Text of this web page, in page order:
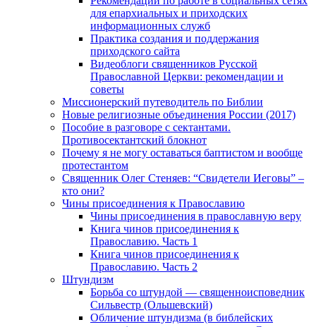
для епархиальных и приходских
информационных служб
Практика создания и поддержания
приходского сайта
Видеоблоги священников Русской
Православной Церкви: рекомендации и
советы
Миссионерский путеводитель по Библии
Новые религиозные объединения России (2017)
Пособие в разговоре с сектантами.
Противосектантский блокнот
Почему я не могу оставаться баптистом и вообще
протестантом
Священник Олег Стеняев: “Свидетели Иеговы” –
кто они?
Чины присоединения к Православию
Чины присоединения в православную веру
Книга чинов присоединения к
Православию. Часть 1
Книга чинов присоединения к
Православию. Часть 2
Штундизм
Борьба со штундой — священноисповедник
Сильвестр (Ольшевский)
Обличение штундизма (в библейских